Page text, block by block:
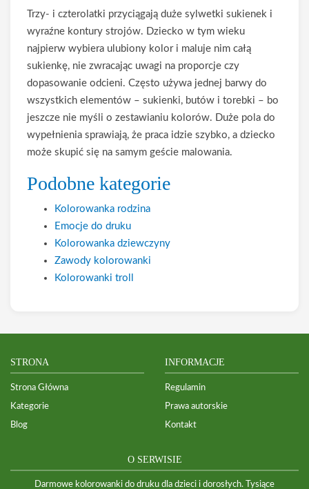
Trzy- i czterolatki przyciągają duże sylwetki sukienek i
wyraźne kontury strojów. Dziecko w tym wieku
najpierw wybiera ulubiony kolor i maluje nim całą
sukienkę, nie zwracając uwagi na proporcje czy
dopasowanie odcieni. Często używa jednej barwy do
wszystkich elementów – sukienki, butów i torebki – bo
jeszcze nie myśli o zestawianiu kolorów. Duże pola do
wypełnienia sprawiają, że praca idzie szybko, a dziecko
może skupić się na samym geście malowania.
Podobne kategorie
Kolorowanka rodzina
Emocje do druku
Kolorowanka dziewczyny
Zawody kolorowanki
Kolorowanki troll
STRONA
Strona Główna
Kategorie
Blog
INFORMACJE
Regulamin
Prawa autorskie
Kontakt
O SERWISIE
Darmowe kolorowanki do druku dla dzieci i dorosłych. Tysiące